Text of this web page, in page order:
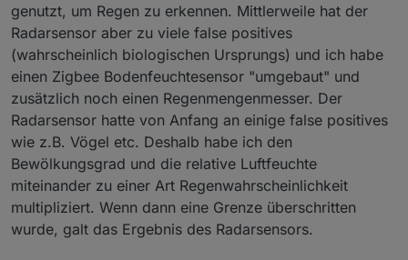
genutzt, um Regen zu erkennen. Mittlerweile hat der
Radarsensor aber zu viele false positives
(wahrscheinlich biologischen Ursprungs) und ich habe
einen Zigbee Bodenfeuchtesensor "umgebaut" und
zusätzlich noch einen Regenmengenmesser. Der
Radarsensor hatte von Anfang an einige false positives
wie z.B. Vögel etc. Deshalb habe ich den
Bewölkungsgrad und die relative Luftfeuchte
miteinander zu einer Art Regenwahrscheinlichkeit
multipliziert. Wenn dann eine Grenze überschritten
wurde, galt das Ergebnis des Radarsensors.